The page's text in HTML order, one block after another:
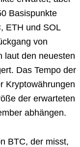
Basispunkte
ETH und SOL
von
laut den neuesten
Das Tempo der
Kryptowährungen
der erwarteten
abhängen.
BTC, der misst,